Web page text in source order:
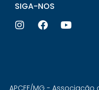
SIGA-NOS